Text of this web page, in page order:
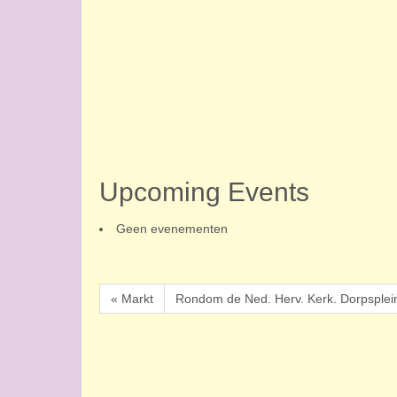
Upcoming Events
Geen evenementen
« Markt Rondom de Ned. Herv. Kerk.